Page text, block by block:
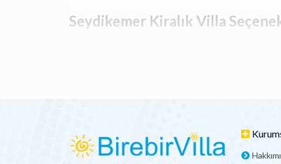
Seydikemer Kiralık Villa
çekiyor. Seydikemer'deki kiralık villa seçenekleri,
Seydikemer’de Havuzlu Kiralık